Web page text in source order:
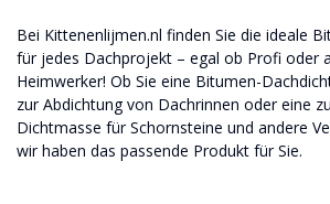
Bei Kittenenlijmen.nl finden Sie die ideale
für jedes Dachprojekt – egal ob Profi oder
Heimwerker! Ob Sie eine Bitumen-
zur Abdichtung von Dachrinnen oder eine
Dichtmasse für Schornsteine ​​und andere
wir haben das passende Produkt für Sie.